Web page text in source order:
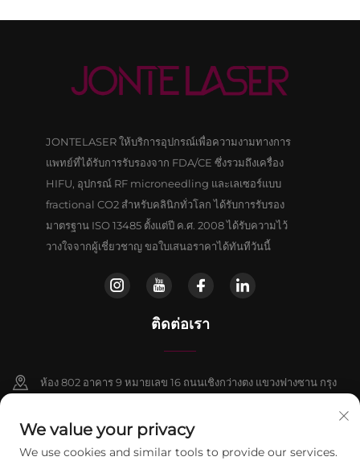
JONTELASER ให้บริการอุปกรณ์เพื่อความงามทางการ
แพทย์ที่ได้รับการรับรองจาก FDA/CE ซึ่งรวมถึงเครื่อง
HIFU, อุปกรณ์ RF microneedling และเลเซอร์แบบ
fractional CO2 สำหรับคลินิกทั่วโลก ได้รับการรับรอง
มาตรฐาน ISO 13485 ตั้งแต่ปี ค.ศ. 2008 ได้รับความไว้
วางใจจากผู้เชี่ยวชาญ ขอใบเสนอราคาได้ทันทีวันนี้
ติดต่อเรา
ห้อง 802 อาคาร 9 หมายเลข 16 ถนนเชิงกว่างตง แขวงฟางซาน กรุง
+86-13911459627
We value your privacy
We use cookies and similar tools to provide our services.